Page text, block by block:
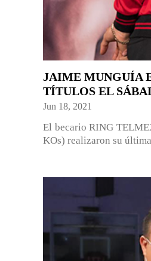
JAIME MUNGUÍA
TÍTULOS EL
Jun 18, 2021
El becario RING
KOs) realizaron su